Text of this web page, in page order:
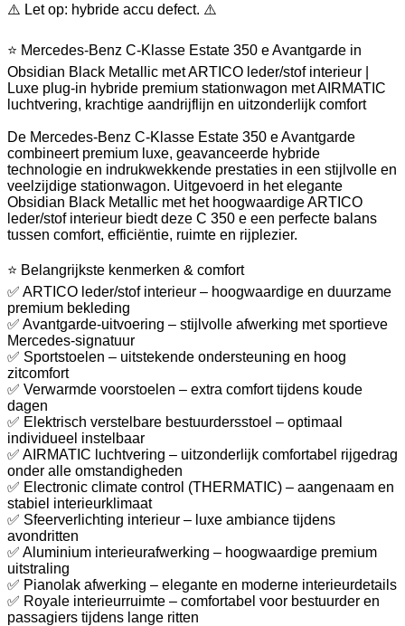
⚠️ Let op: hybride accu defect. ⚠️
⭐ Mercedes-Benz C-Klasse Estate 350 e Avantgarde in
Obsidian Black Metallic met ARTICO leder/stof interieur |
Luxe plug-in hybride premium stationwagon met AIRMATIC
luchtvering, krachtige aandrijflijn en uitzonderlijk comfort
De Mercedes-Benz C-Klasse Estate 350 e Avantgarde
combineert premium luxe, geavanceerde hybride
technologie en indrukwekkende prestaties in een stijlvolle en
veelzijdige stationwagon. Uitgevoerd in het elegante
Obsidian Black Metallic met het hoogwaardige ARTICO
leder/stof interieur biedt deze C 350 e een perfecte balans
tussen comfort, efficiëntie, ruimte en rijplezier.
⭐ Belangrijkste kenmerken & comfort
✅ ARTICO leder/stof interieur – hoogwaardige en duurzame
premium bekleding
✅ Avantgarde-uitvoering – stijlvolle afwerking met sportieve
Mercedes-signatuur
✅ Sportstoelen – uitstekende ondersteuning en hoog
zitcomfort
✅ Verwarmde voorstoelen – extra comfort tijdens koude
dagen
✅ Elektrisch verstelbare bestuurdersstoel – optimaal
individueel instelbaar
✅ AIRMATIC luchtvering – uitzonderlijk comfortabel rijgedrag
onder alle omstandigheden
✅ Electronic climate control (THERMATIC) – aangenaam en
stabiel interieurklimaat
✅ Sfeerverlichting interieur – luxe ambiance tijdens
avondritten
✅ Aluminium interieurafwerking – hoogwaardige premium
uitstraling
✅ Pianolak afwerking – elegante en moderne interieurdetails
✅ Royale interieurruimte – comfortabel voor bestuurder en
passagiers tijdens lange ritten